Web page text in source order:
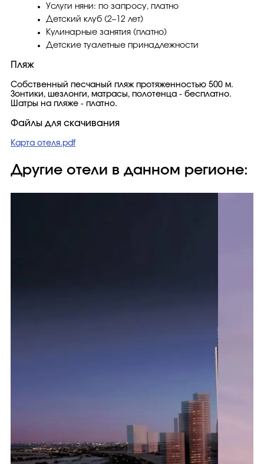
Услуги няни: по запросу, платно
Детский клуб (2–12 лет)
Кулинарные занятия (платно)
Детские туалетные принадлежности
Пляж
Собственный песчаный пляж протяженностью 500 м.
Зонтики, шезлонги, матрасы, полотенца - бесплатно.
Шатры на пляже - платно.
Файлы для скачивания
Карта отеля.pdf
Другие отели в данном регионе: